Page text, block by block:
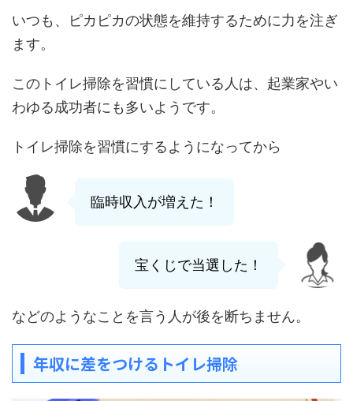
いつも、ピカピカの状態を維持するために力を注ぎ
ます。
このトイレ掃除を習慣にしている人は、起業家やい
わゆる成功者にも多いようです。
トイレ掃除を習慣にするようになってから
臨時収入が増えた！
宝くじで当選した！
などのようなことを言う人が後を断ちません。
年収に差をつけるトイレ掃除